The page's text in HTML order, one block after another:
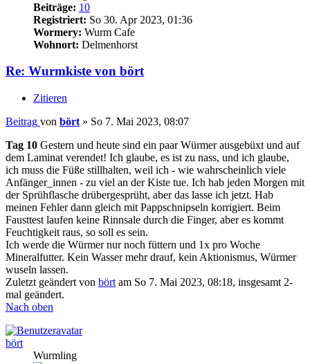
Beiträge: 10
Registriert: So 30. Apr 2023, 01:36
Wormery: Wurm Cafe
Wohnort: Delmenhorst
Re: Wurmkiste von bört
Zitieren
Beitrag von bört » So 7. Mai 2023, 08:07
Tag 10 Gestern und heute sind ein paar Würmer ausgebüxt und auf
dem Laminat verendet! Ich glaube, es ist zu nass, und ich glaube,
ich muss die Füße stillhalten, weil ich - wie wahrscheinlich viele
Anfänger_innen - zu viel an der Kiste tue. Ich hab jeden Morgen mit
der Sprühflasche drübergesprüht, aber das lasse ich jetzt. Hab
meinen Fehler dann gleich mit Pappschnipseln korrigiert. Beim
Fausttest laufen keine Rinnsale durch die Finger, aber es kommt
Feuchtigkeit raus, so soll es sein.
Ich werde die Würmer nur noch füttern und 1x pro Woche
Mineralfutter. Kein Wasser mehr drauf, kein Aktionismus, Würmer
wuseln lassen.
Zuletzt geändert von bört am So 7. Mai 2023, 08:18, insgesamt 2-
mal geändert.
Nach oben
bört
Wurmling